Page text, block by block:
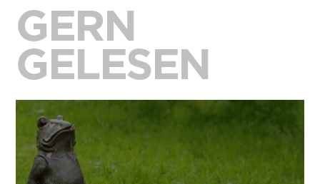
GERN
GELESEN